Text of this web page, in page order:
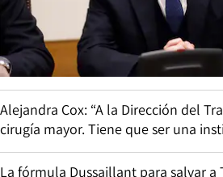
Alejandra Cox: “A la Dirección del
cirugía mayor. Tiene que ser una
La fórmula Dussaillant para salvar a